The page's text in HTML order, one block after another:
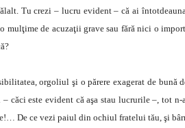
Tu crezi – lucru evident – că ai
mulţime de acuzaţii grave sau fără nici o
orgoliul şi o părere exagerat de bună
căci este evident că aşa stau lucrurile –, tot n-
De ce vezi paiul din ochiul fratelui tău, şi